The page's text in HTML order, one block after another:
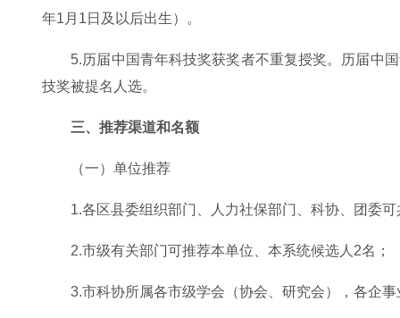
年1月1日及以后出生）。
5.历届中国青年科技奖获奖者不重复授奖。历届中
技奖被提名人选。
三、推荐渠道和名额
（一）单位推荐
1.各区县委组织部门、人力社保部门、科协、团委
2.市级有关部门可推荐本单位、本系统候选人2名；
3.市科协所属各市级学会（协会、研究会），各企